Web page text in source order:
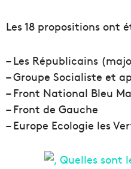
Les 18 propositions ont
– Les Républicains
– Groupe Socialiste et
– Front National Bleu
– Front de Gauche
– Europe Ecologie les